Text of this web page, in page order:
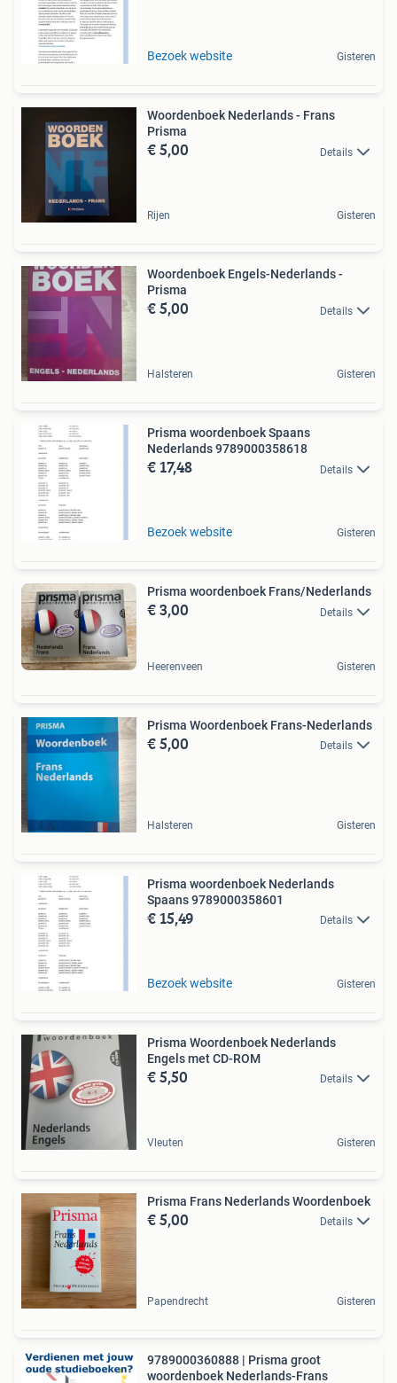
Bezoek website Gisteren
Woordenboek Nederlands - Frans
Prisma
€ 5,00 Details
Rijen Gisteren
Woordenboek Engels-Nederlands -
Prisma
€ 5,00 Details
Halsteren Gisteren
Prisma woordenboek Spaans
Nederlands 9789000358618
€ 17,48 Details
Bezoek website Gisteren
Prisma woordenboek Frans/Nederlands
€ 3,00 Details
Heerenveen Gisteren
Prisma Woordenboek Frans-Nederlands
€ 5,00 Details
Halsteren Gisteren
Prisma woordenboek Nederlands
Spaans 9789000358601
€ 15,49 Details
Bezoek website Gisteren
Prisma Woordenboek Nederlands
Engels met CD-ROM
€ 5,50 Details
Vleuten Gisteren
Prisma Frans Nederlands Woordenboek
€ 5,00 Details
Papendrecht Gisteren
9789000360888 | Prisma groot
woordenboek Nederlands-Frans